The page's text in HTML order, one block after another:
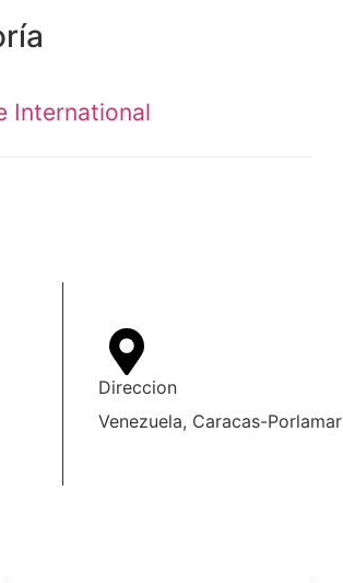
International
Direccion
Venezuela, Caracas-Porlamar